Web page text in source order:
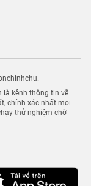
là kênh thông tin về
chính xác nhất mọi
thử nghiệm chờ